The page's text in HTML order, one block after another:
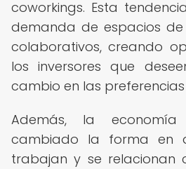
coworkings. Esta
demanda de espacios
colaborativos, creando
los inversores que
cambio en las preferencias
Además, la
cambiado la forma en
trabajan y se relacionan